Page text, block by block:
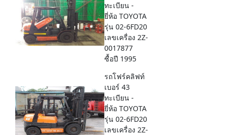
ทะเบียน -
ยี่ห้อ TOYOTA
รุ่น 02-6FD20
เลขเครื่อง 2Z-
0017877
ซื้อปี 1995
รถโฟร์คลิฟท์
เบอร์ 43
ทะเบียน -
ยี่ห้อ TOYOTA
รุ่น 02-6FD20
เลขเครื่อง 2Z-